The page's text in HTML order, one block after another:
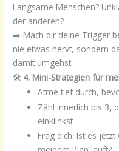
Langsame Menschen?
der anderen?
➡️ Mach dir deine Trigger
nie etwas nervt, sondern
damit umgehst.
🛠️ 4. Mini-Strategien für
Atme tief durch,
Zähl innerlich bis 3,
einklinkst
Frag dich: Ist es